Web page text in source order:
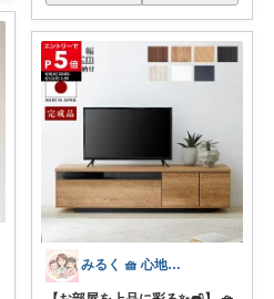
みるく 🧺 心地よい、上質な暮らしを